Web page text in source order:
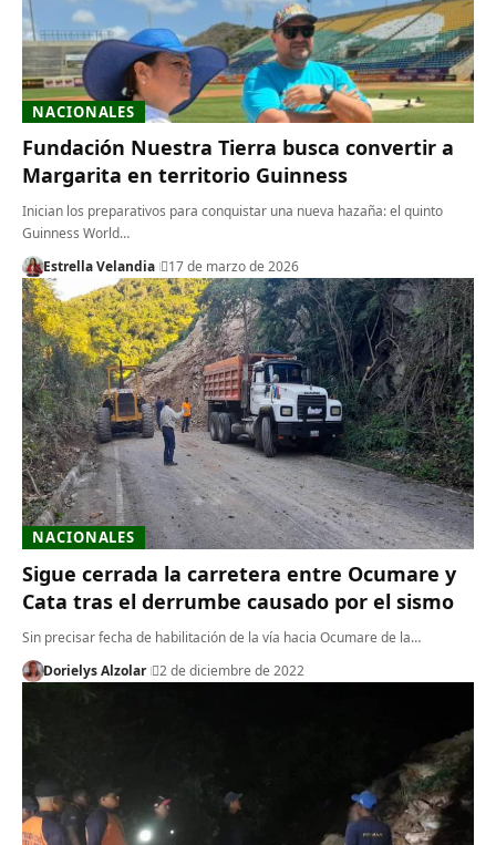
NACIONALES
Fundación Nuestra Tierra busca convertir a
Margarita en territorio Guinness
Inician los preparativos para conquistar una nueva hazaña: el quinto
Guinness World…
Estrella Velandia
17 de marzo de 2026
NACIONALES
Sigue cerrada la carretera entre Ocumare y
Cata tras el derrumbe causado por el sismo
Sin precisar fecha de habilitación de la vía hacia Ocumare de la…
Dorielys Alzolar
2 de diciembre de 2022